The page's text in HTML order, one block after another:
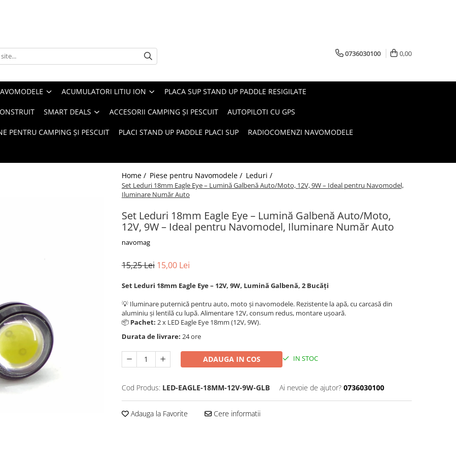
0736030100 0,00
ACUMULATORI LITIU ION PLACA SUP STAND UP PADDLE RESIGILATE
SMART DEALS ACCESORII CAMPING ȘI PESCUIT AUTOPILOTI CU GPS
PENTRU CAMPING ȘI PESCUIT PLACI STAND UP PADDLE PLACI SUP RADIOCOMENZI NAVOMODELE
Home / Piese pentru Navomodele / Leduri /
Set Leduri 18mm Eagle Eye – Lumină Galbenă Auto/Moto, 12V, 9W – Ideal pentru Navomodel,
Iluminare Număr Auto
Set Leduri 18mm Eagle Eye – Lumină Galbenă Auto/Moto,
12V, 9W – Ideal pentru Navomodel, Iluminare Număr Auto
navomag
15,25 Lei 15,00 Lei
Set Leduri 18mm Eagle Eye – 12V, 9W, Lumină Galbenă, 2 Bucăți
💡 Iluminare puternică pentru auto, moto și navomodele. Rezistente la apă, cu carcasă din
aluminiu și lentilă cu lupă. Alimentare 12V, consum redus, montare ușoară.
📦 Pachet: 2 x LED Eagle Eye 18mm (12V, 9W).
Durata de livrare: 24 ore
ADAUGA IN COS IN STOC
Cod Produs: LED-EAGLE-18MM-12V-9W-GLB Ai nevoie de ajutor? 0736030100
Adauga la Favorite Cere informatii